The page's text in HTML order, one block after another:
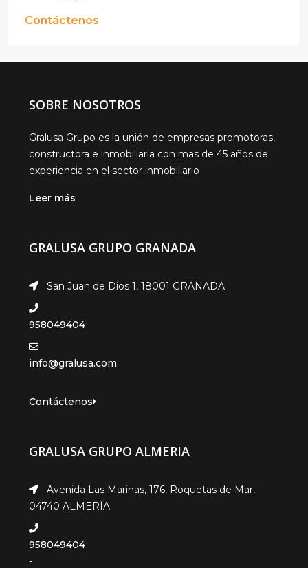
Contáctenos
SOBRE NOSOTROS
Gralusa Grupo es la unión de empresas promotoras,
constructora e inmobiliaria con mas de 45 años de
experiencia en el sector inmobiliario
Leer más
GRALUSA GRUPO GRANADA
San Juan de Dios 1, 18001 GRANADA
958049404
info@gralusa.com
Contáctenos
GRALUSA GRUPO ALMERIA
Avenida Las Marinas, 176, Roquetas de Mar,
04740 ALMERÍA
958049404
-